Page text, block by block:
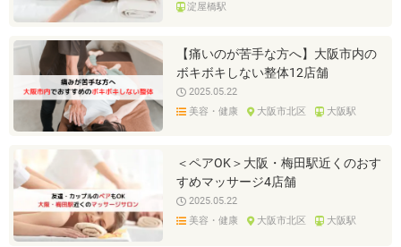
淀屋橋駅
【痛いのが苦手な方へ】大阪市内の
ボキボキしない整体12店舗
2025.05.22
美容・健康
大阪市北区 大阪駅
＜ペアOK＞大阪・梅田駅近くのおす
すめマッサージ4店舗
2025.05.22
美容・健康
大阪市北区 大阪駅